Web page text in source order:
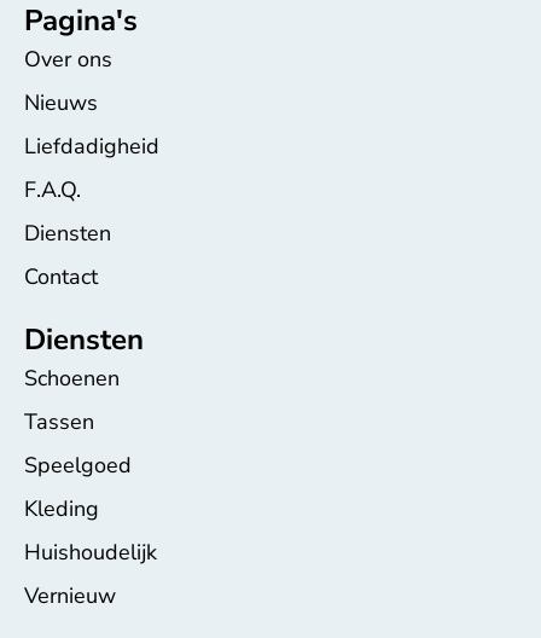
Pagina's
Over ons
Nieuws
Liefdadigheid
F.A.Q.
Diensten
Contact
Diensten
Schoenen
Tassen
Speelgoed
Kleding
Huishoudelijk
Vernieuw